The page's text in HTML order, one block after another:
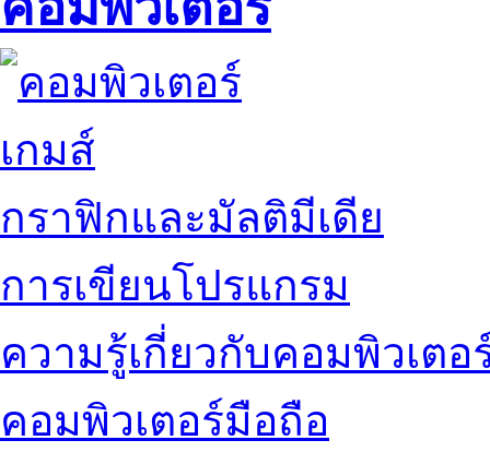
เกมส์
กราฟิกและมัลติมีเดีย
การเขียนโปรแกรม
ความรู้เกี่ยวกับคอมพิวเตอ
คอมพิวเตอร์มือถือ